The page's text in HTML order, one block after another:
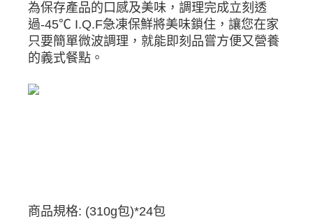
為保存產品的口感及美味，調理完成立刻透
過-45℃ I.Q.F急凍保鮮將美味鎖住，讓您在家
只要簡單微波調理，就能即刻品嘗方便又營養
的義式餐點。
商品規格: (310g包)*24包